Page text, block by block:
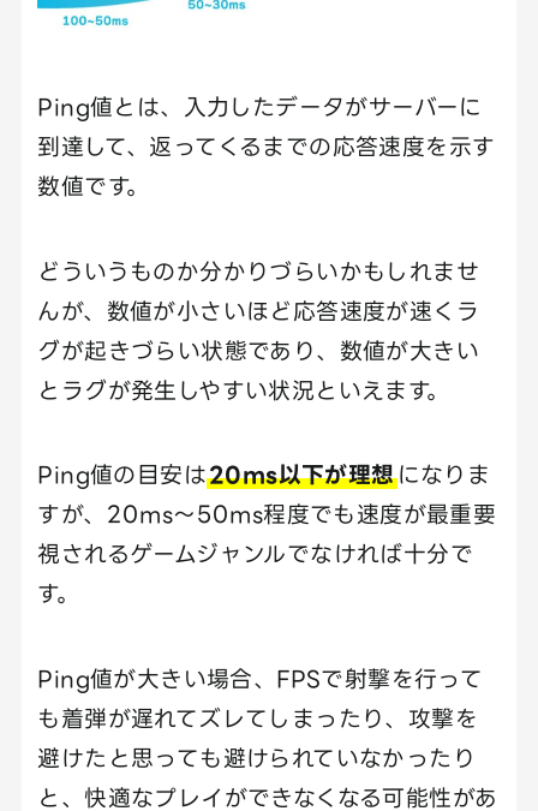
Ping値とは、入力したデータがサーバーに
到達して、返ってくるまでの応答速度を示す
数値です。
どういうものか分かりづらいかもしれませ
んが、数値が小さいほど応答速度が速くラ
グが起きづらい状態であり、数値が大きい
とラグが発生しやすい状況といえます。
Ping値の目安は20ms以下が理想になりま
すが、20ms～50ms程度でも速度が最重要
視されるゲームジャンルでなければ十分で
す。
Ping値が大きい場合、FPSで射撃を行って
も着弾が遅れてズレてしまったり、攻撃を
避けたと思っても避けられていなかったり
と、快適なプレイができなくなる可能性があ